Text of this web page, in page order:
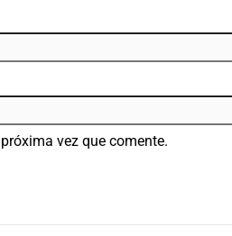
vez que comente.